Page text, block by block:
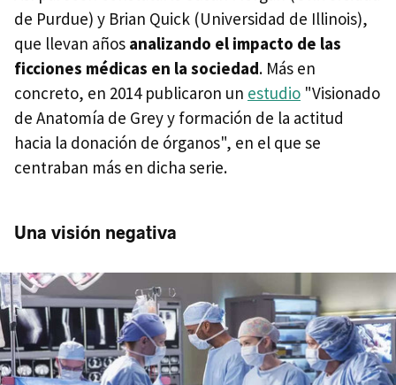
de Purdue) y Brian Quick (Universidad de Illinois),
que llevan años analizando el impacto de las
ficciones médicas en la sociedad. Más en
concreto, en 2014 publicaron un estudio "Visionado
de Anatomía de Grey y formación de la actitud
hacia la donación de órganos", en el que se
centraban más en dicha serie.
Una visión negativa